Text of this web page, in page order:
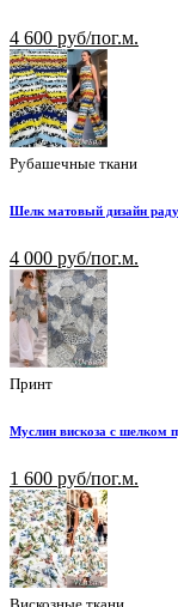
4 600 руб/пог.м.
Рубашечные ткани
Шелк матовый дизайн
4 000 руб/пог.м.
Принт
Муслин вискоза с шелком
1 600 руб/пог.м.